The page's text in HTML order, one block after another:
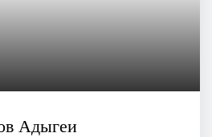
Адыгеи